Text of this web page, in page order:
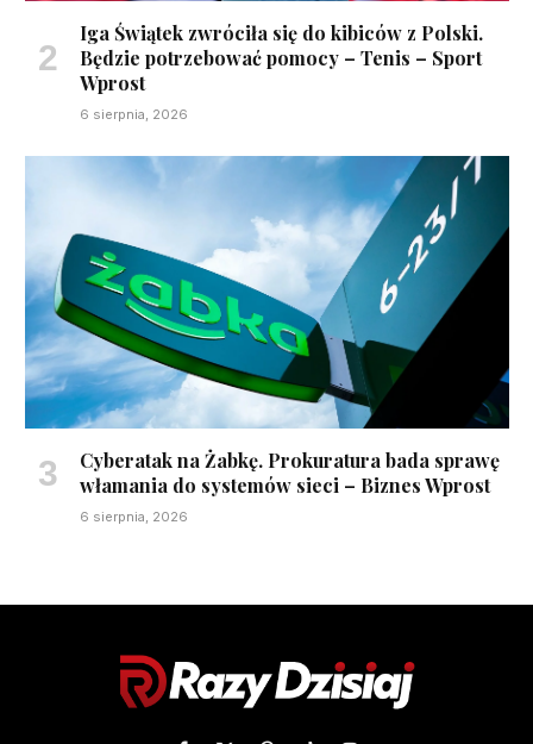
Iga Świątek zwróciła się do kibiców z Polski.
Będzie potrzebować pomocy – Tenis – Sport
Wprost
6 sierpnia, 2026
Cyberatak na Żabkę. Prokuratura bada sprawę
włamania do systemów sieci – Biznes Wprost
6 sierpnia, 2026